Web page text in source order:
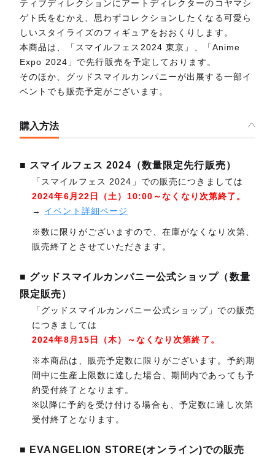
ティブディレクションにアートディレクターのコヤマシ
ゲト氏をむかえ、思わずコレクションしたくなる可愛ら
しいスタイライズのフィギュアをおおくりします。
本商品は、「スマイルフェス2024 東京」、「Anime
Expo 2024」で先行販売を予定しております。
そのほか、グッドスマイルカンパニーが出展する一部イ
ベントでも販売予定がございます。
購入方法
■ スマイルフェス 2024（数量限定先行販売）
「スマイルフェス 2024」での販売につきましては
2024年6月22日（土）10:00～なくなり次第終了。
→ イベント詳細ページ
※数に限りがございますので、在庫がなくなり次第、
販売終了とさせていただきます。
■ グッドスマイルカンパニー公式ショップ（数量
限定販売）
「グッドスマイルカンパニー公式ショップ」での販売
につきましては
2024年8月15日（木）～なくなり次第終了。
※本商品は、販売予定数に限りがございます。予約期
間中に生産上限数に達した場合、期間内であっても予
約受付終了となります。
※以降に予約を受け付ける場合も、予定数に達し次第
受付終了となります。
■ EVANGELION STORE(オンライン)での販売